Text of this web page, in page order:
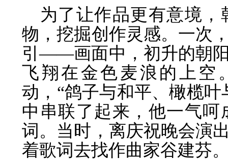
为了让作品更有意境
物，挖掘创作灵感。一次
引——画面中，初升的朝
飞翔在金色麦浪的上空
动，“鸽子与和平、橄榄
中串联了起来，他一气呵
词。 当时，离庆祝晚会演
着歌词去找作曲家谷建芬